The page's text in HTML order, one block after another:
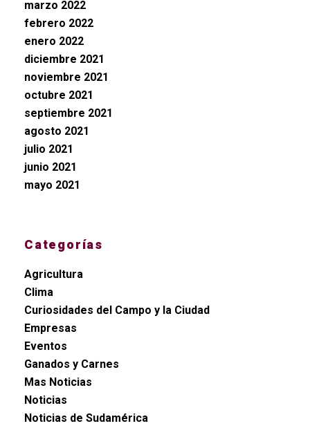
marzo 2022
febrero 2022
enero 2022
diciembre 2021
noviembre 2021
octubre 2021
septiembre 2021
agosto 2021
julio 2021
junio 2021
mayo 2021
Categorías
Agricultura
Clima
Curiosidades del Campo y la Ciudad
Empresas
Eventos
Ganados y Carnes
Mas Noticias
Noticias
Noticias de Sudamérica